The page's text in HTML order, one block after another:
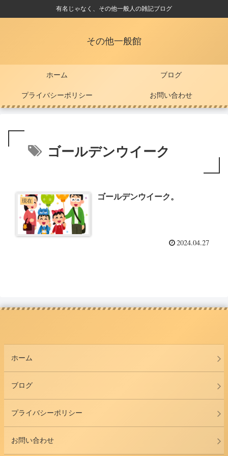
有名じゃなく、その他一般人の雑記ブログ
その他一般館
ホーム ブログ
プライバシーポリシー お問い合わせ
ゴールデンウイーク
現在 ゴールデンウイーク。
2024.04.27
ホーム
ブログ
プライバシーポリシー
お問い合わせ